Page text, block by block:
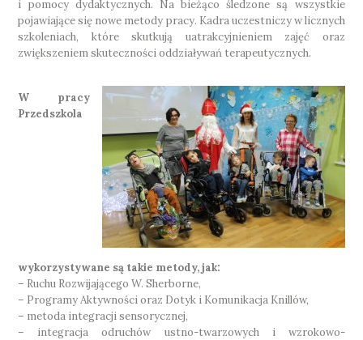
i pomocy dydaktycznych. Na bieżąco śledzone są wszystkie
pojawiające się nowe metody pracy. Kadra uczestniczy w licznych
szkoleniach, które skutkują uatrakcyjnieniem zajęć oraz
zwiększeniem skuteczności oddziaływań terapeutycznych.
W pracy
Przedszkola
wykorzystywane są takie metody, jak:
– Ruchu Rozwijającego W. Sherborne,
– Programy Aktywności oraz Dotyk i Komunikacja Knillów,
– metoda integracji sensorycznej,
– integracja odruchów ustno-twarzowych i wzrokowo-